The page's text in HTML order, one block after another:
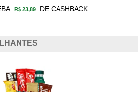
R$ 23,89 DE CASHBACK